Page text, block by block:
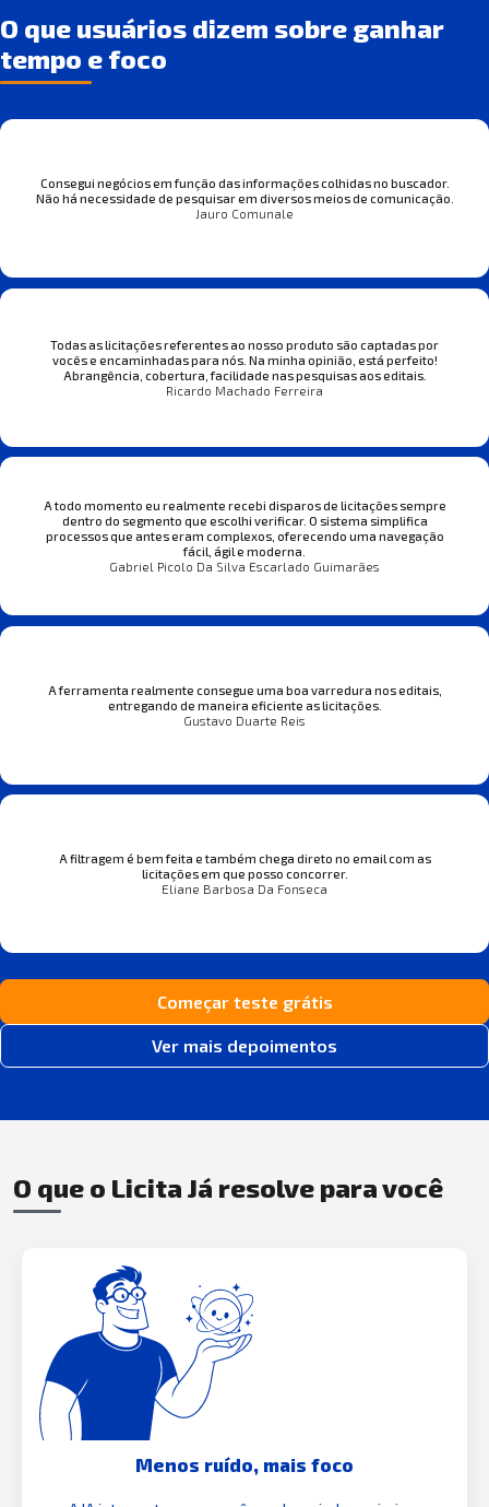
O que usuários dizem sobre ganhar
tempo e foco
Consegui negócios em função das informações colhidas no buscador.
Não há necessidade de pesquisar em diversos meios de comunicação.
Jauro Comunale
Todas as licitações referentes ao nosso produto são captadas por
vocês e encaminhadas para nós. Na minha opinião, está perfeito!
Abrangência, cobertura, facilidade nas pesquisas aos editais.
Ricardo Machado Ferreira
A todo momento eu realmente recebi disparos de licitações sempre
dentro do segmento que escolhi verificar. O sistema simplifica
processos que antes eram complexos, oferecendo uma navegação
fácil, ágil e moderna.
Gabriel Picolo Da Silva Escarlado Guimarães
A ferramenta realmente consegue uma boa varredura nos editais,
entregando de maneira eficiente as licitações.
Gustavo Duarte Reis
A filtragem é bem feita e também chega direto no email com as
licitações em que posso concorrer.
Eliane Barbosa Da Fonseca
Começar teste grátis
Ver mais depoimentos
O que o Licita Já resolve para você
Menos ruído, mais foco